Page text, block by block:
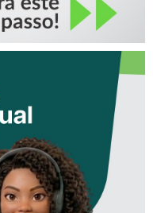
DO
7